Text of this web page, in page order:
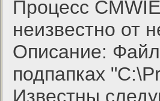
Процесс
неизвестно от
Описание:
подпапках
Известны